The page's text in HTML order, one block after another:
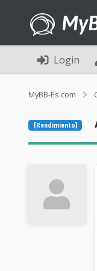
Login
MyBB-Es.com
[Rendimiento]